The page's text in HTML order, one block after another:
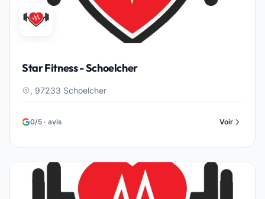
Star Fitness - Schoelcher
, 97233 Schoelcher
0/5 · avis Voir